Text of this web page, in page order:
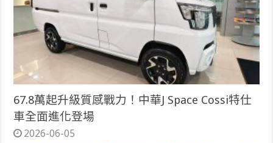
67.8萬起升級質感戰力！中華J Space Cossi特仕
車全面進化登場
2026-06-05